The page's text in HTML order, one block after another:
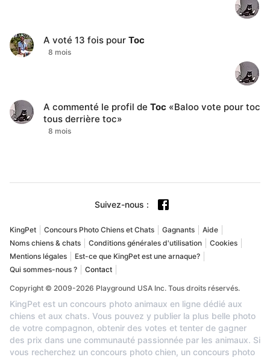
A voté 13 fois pour Toc
8 mois
A commenté le profil de Toc «Baloo vote pour toc
tous derrière toc»
8 mois
Suivez-nous :
KingPet Concours Photo Chiens et Chats Gagnants
Aide
Noms chiens & chats
Conditions générales d'utilisation
Cookies
Mentions légales
Est-ce que KingPet est une arnaque?
Qui sommes-nous ?
Contact
Copyright © 2009-2026 Playground USA Inc. Tous droits réservés.
KingPet est un concours photo animaux en ligne dédié aux
chiens et aux chats. Vous pouvez y publier la plus belle photo
de votre compagnon, obtenir des votes et tenter de gagner
des prix dans une communauté passionnée par les animaux. Si
vous recherchez un concours photo chien, un concours photo